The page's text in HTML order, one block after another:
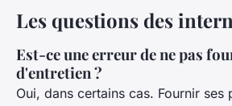
Les questions des
Est-ce une erreur de ne pas
d'entretien ?
Oui, dans certains cas. Fournir